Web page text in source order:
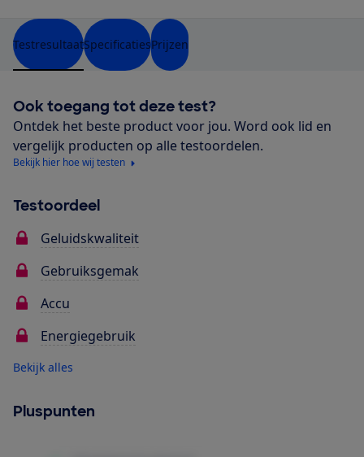
TestresultaatSpecificatiesPrijzen
Ook toegang tot deze test?
Ontdek het beste product voor jou. Word ook lid en
vergelijk producten op alle testoordelen.
Bekijk hier hoe wij testen
Testoordeel
Geluidskwaliteit
Gebruiksgemak
Accu
Energiegebruik
Bekijk alles
Pluspunten